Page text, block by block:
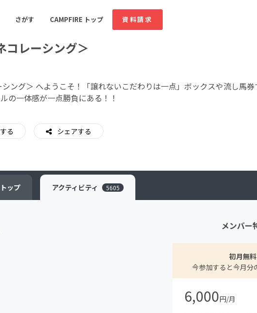
さがす CAMPFIRE トップ 資料請求
人気のコミュニティ 新着のコミュニティ
開発 フード・飲食店
ビューティー・ヘルスケア
Good
コレーシング＞
ング＞ へようこそ！「譲れないこだわりは一点」ボックスや流し馬
の一体感が一点勝負にある！！
る シェアする
トップ アクティビティ 5605
メンバー
初月無
今参加すると今月分
6,000円/月